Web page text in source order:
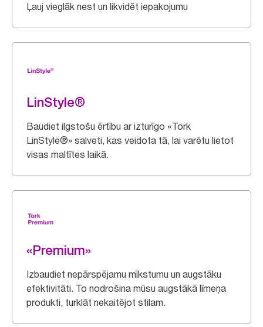
Ļauj vieglāk nest un likvidēt iepakojumu
LinStyle®
Baudiet ilgstošu ērtību ar izturīgo «Tork
LinStyle®» salveti, kas veidota tā, lai varētu lietot
visas maltītes laikā.
«Premium»
Izbaudiet nepārspējamu mīkstumu un augstāku
efektivitāti. To nodrošina mūsu augstākā līmeņa
produkti, turklāt nekaitējot stilam.